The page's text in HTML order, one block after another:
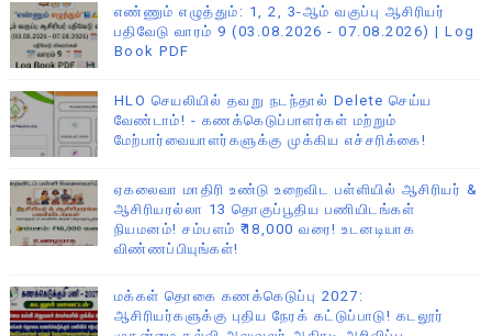
எண்ணும் எழுத்தும்: 1, 2, 3-ஆம் வகுப்பு ஆசிரியர்
பதிவேடு வாரம் 9 (03.08.2026 - 07.08.2026) | Log
Book PDF
HLO செயலியில் தவறு நடந்தால் Delete செய்ய
வேண்டாம்! - கணக்கெடுப்பாளர்கள் மற்றும்
மேற்பார்வையாளர்களுக்கு முக்கிய எச்சரிக்கை!
ஏகலைவா மாதிரி உண்டு உறைவிட பள்ளியில் ஆசிரியர் &
ஆசிரியரல்லா 13 தொகுப்பூதிய பணியிடங்கள்
நியமனம்! சம்பளம் ₹18,000 வரை! உடனடியாக
விண்ணப்பியுங்கள்!
மக்கள் தொகை கணக்கெடுப்பு 2027:
ஆசிரியர்களுக்கு புதிய நேரக் கட்டுப்பாடு! கடலூர்